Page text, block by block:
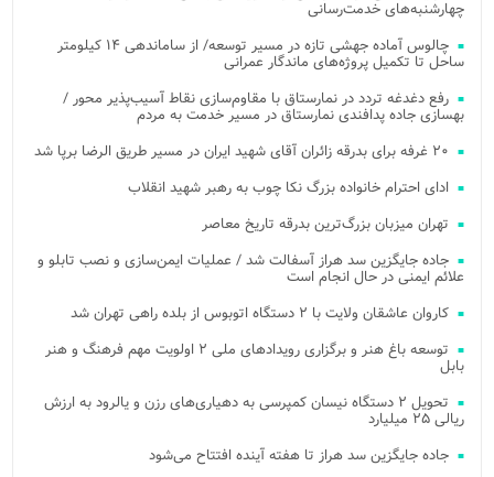
چهارشنبه‌های خدمت‌رسانی
چالوس آماده جهشی تازه در مسیر توسعه/ از ساماندهی ۱۴ کیلومتر
ساحل تا تکمیل پروژه‌های ماندگار عمرانی
رفع دغدغه تردد در نمارستاق با مقاوم‌سازی نقاط آسیب‌پذیر محور /
بهسازی جاده پدافندی نمارستاق در مسیر خدمت به مردم
۲۰ غرفه برای بدرقه زائران آقای شهید ایران در مسیر طریق الرضا برپا شد
ادای احترام خانواده بزرگ نکا چوب به رهبر شهید انقلاب
تهران میزبان بزرگ‌ترین بدرقه تاریخ معاصر
جاده جایگزین سد هراز آسفالت شد / عملیات ایمن‌سازی و نصب تابلو و
علائم ایمنی در حال انجام است
کاروان عاشقان ولایت با ۲ دستگاه اتوبوس از بلده راهی تهران شد
توسعه باغ هنر و برگزاری رویدادهای ملی ۲ اولویت مهم فرهنگ و هنر
بابل
تحویل ۲ دستگاه نیسان کمپرسی به دهیاری‌های رزن و یالرود به ارزش
ریالی ۲۵ میلیارد
جاده جایگزین سد هراز تا هفته آینده افتتاح می‌شود